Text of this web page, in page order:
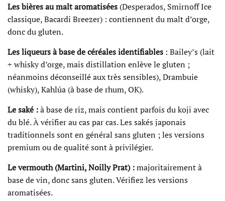
Les bières au malt aromatisées (Desperados, Smirnoff Ice
classique, Bacardi Breezer) : contiennent du malt d’orge,
donc du gluten.
Les liqueurs à base de céréales identifiables : Bailey’s (lait
+ whisky d’orge, mais distillation enlève le gluten ;
néanmoins déconseillé aux très sensibles), Drambuie
(whisky), Kahlúa (à base de rhum, OK).
Le saké :à base de riz, mais contient parfois du koji avec
du blé. À vérifier au cas par cas. Les sakés japonais
traditionnels sont en général sans gluten ; les versions
premium ou de qualité sont à privilégier.
Le vermouth (Martini, Noilly Prat) :majoritairement à
base de vin, donc sans gluten. Vérifiez les versions
aromatisées.